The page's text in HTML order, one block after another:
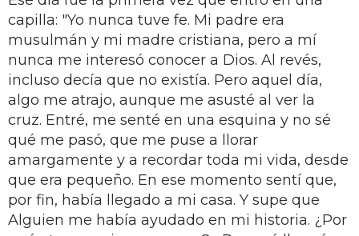
capilla: "Yo nunca tuve fe. Mi padre era
musulmán y mi madre cristiana, pero a mí
nunca me interesó conocer a Dios. Al revés,
incluso de­cía que no existía. Pero aquel día,
algo me atrajo, aunque me asusté al ver la
cruz. Entré, me senté en una esquina y no sé
qué me pasó, que me puse a llorar
amargamente y a recordar toda mi vida, desde
que era pequeño. En ese momento sentí que,
por fin, había llegado a mi casa. Y supe que
Alguien me había ayudado en mi historia. ¿Por